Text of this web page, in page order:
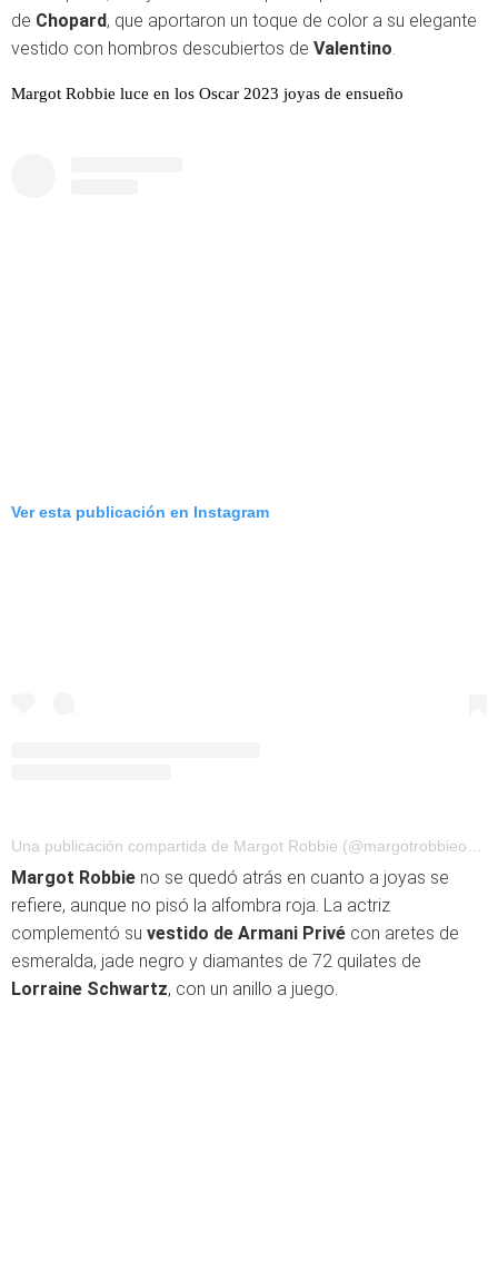
de Chopard, que aportaron un toque de color a su elegante
vestido con hombros descubiertos de Valentino.
Margot Robbie luce en los Oscar 2023 joyas de ensueño
Ver esta publicación en Instagram
Margot Robbie no se quedó atrás en cuanto a joyas se
refiere, aunque no pisó la alfombra roja. La actriz
complementó su vestido de Armani Privé con aretes de
esmeralda, jade negro y diamantes de 72 quilates de
Lorraine Schwartz, con un anillo a juego.